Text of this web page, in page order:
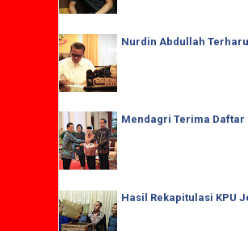
Nurdin Abdullah
Mendagri Terima Daftar
Hasil Rekapitulasi KPU